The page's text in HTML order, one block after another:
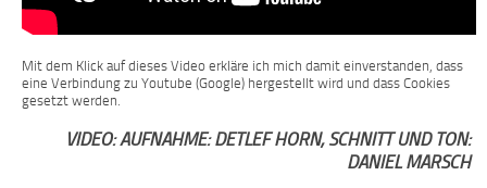
Mit dem Klick auf dieses Video erkläre ich mich damit einverstanden, dass
eine Verbindung zu Youtube (Google) hergestellt wird und dass Cookies
gesetzt werden.
VIDEO: AUFNAHME: DETLEF HORN, SCHNITT UND TON:
DANIEL MARSCH